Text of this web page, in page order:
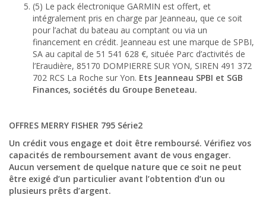
(5) Le pack électronique GARMIN est offert, et
intégralement pris en charge par Jeanneau, que ce soit
pour l’achat du bateau au comptant ou via un
financement en crédit. Jeanneau est une marque de SPBI,
SA au capital de 51 541 628 €, située Parc d’activités de
l’Eraudière, 85170 DOMPIERRE SUR YON, SIREN 491 372
702 RCS La Roche sur Yon. Ets Jeanneau SPBI et SGB
Finances, sociétés du Groupe Beneteau.
OFFRES MERRY FISHER 795 Série2
Un crédit vous engage et doit être remboursé. Vérifiez vos
capacités de remboursement avant de vous engager.
Aucun versement de quelque nature que ce soit ne peut
être exigé d’un particulier avant l’obtention d’un ou
plusieurs prêts d’argent.